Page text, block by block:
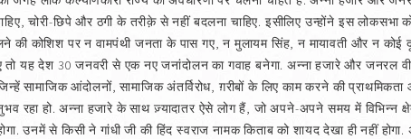
चोरी-छिपे और ठगी के तरीक़े से नहीं बदलना चाहिए. इसीलिए उन्होंने इस लोकसभा
की कोशिश पर न वामपंथी जनता के पास गए, न मुलायम सिंह, न मायावती और न
यह देश 30 जनवरी से एक नए जनांदोलन का गवाह बनेगा. अन्ना हजारे और जनरल
सामाजिक आंदोलनों, सामाजिक अंतर्विरोध, ग़रीबों के लिए काम करने की
रहा हो. अन्ना हजारे के साथ ज़्यादातर ऐसे लोग हैं, जो अपने-अपने समय में विभिन्न
उनमें से किसी ने गांधी जी की हिंद स्वराज नामक किताब को शायद देखा ही नहीं